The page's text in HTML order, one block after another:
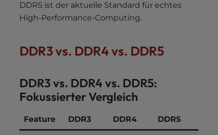
DDR5 ist der aktuelle Standard für echtes
High-Performance-Computing.
DDR3 vs. DDR4 vs. DDR5
DDR3 vs. DDR4 vs. DDR5:
Fokussierter Vergleich
Feature DDR3 DDR4 DDR5